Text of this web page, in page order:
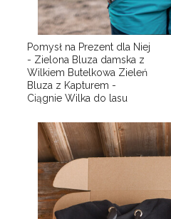
Pomysł na Prezent dla Niej
- Zielona Bluza damska z
Wilkiem Butelkowa Zieleń
Bluza z Kapturem -
Ciągnie Wilka do lasu